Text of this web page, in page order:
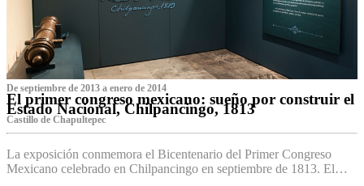
De septiembre de 2013 a enero de 2014
El primer congreso mexicano: sueño por construir el
Estado Nacional, Chilpancingo, 1813
Castillo de Chapultepec
La exposición conmemora el Bicentenario del Primer Congreso
Mexicano celebrado en Chilpancingo en septiembre de 1813. El…